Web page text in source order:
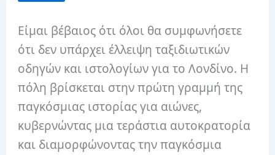
Είμαι βέβαιος ότι όλοι θα συμφωνήσετε
ότι δεν υπάρχει έλλειψη ταξιδιωτικών
οδηγών και ιστολογίων για το Λονδίνο. Η
πόλη βρίσκεται στην πρώτη γραμμή της
παγκόσμιας ιστορίας για αιώνες,
κυβερνώντας μια τεράστια αυτοκρατορία
και διαμορφώνοντας την παγκόσμια